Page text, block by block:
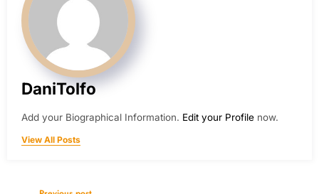
DaniTolfo
Add your Biographical Information. Edit your Profile now.
View All Posts